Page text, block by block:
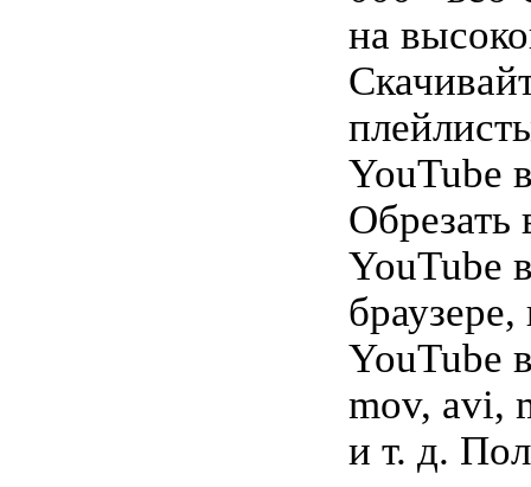
на
YouTube
Обрезать
YouTube
YouTube
mov, avi,
и т. д.